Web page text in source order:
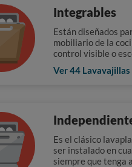
Integrables
Están diseñados
mobiliario de la
control visible o
Ver 44 Lavavajillas
Es el clásico
ser instalado en
siempre que tenga